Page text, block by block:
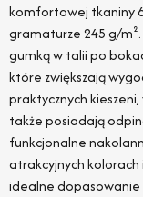
komfortowej tkaniny
gramaturze 245 g/
gumką w talii po
które zwiększają
praktycznych
także posiadają
funkcjonalne
atrakcyjnych kolorach
idealne